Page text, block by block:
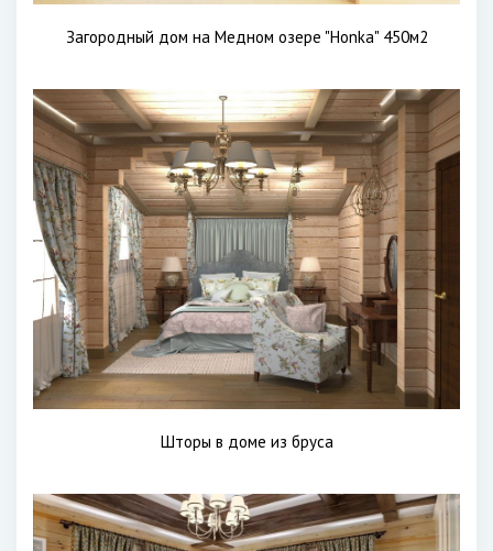
Загородный дом на Медном озере "Honka" 450м2
Шторы в доме из бруса